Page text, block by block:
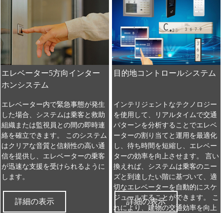
エレベーター5方向インター
ホンシステム
エレベーター内で緊急事態が発生
した場合、システムは乗客と救助
組織または監視員との間の即時連
絡を確立できます。 このシステム
はクリアな音質と信頼性の高い通
信を提供し、エレベーターの乗客
が迅速な支援を受けられるように
します。
詳細の表示
目的地コントロールシステム
インテリジェントなテクノロジー
を使用して、リアルタイムで交通
パターンを分析することでエレベ
ーターの割り当てと運用を最適化
し、待ち時間を短縮し、エレベー
ターの効率を向上させます。 言い
換えれば、システムは乗客のニー
ズと到達したい階に基づいて、適
切なエレベーターを自動的にスケ
ジュールすることができます。 こ
れにより、建物の交通効率を向上
詳細の表示